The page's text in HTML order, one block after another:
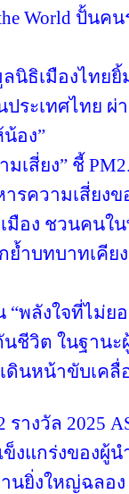
World ปั้น
นิธิเมืองไทย
ะเทศไทย ผ่า
อง”
เสี่ยง” ชี้
รความเสี่ยงข
อง ชวนคนใ
ำบทบาทเคีย
“พลังใจที่ไม่
ชีวิต ในฐาน
ดินหน้าขับเคลื่
างวัล 2025
งแกร่งของผู้
นยิ่งใหญ่ฉลอ